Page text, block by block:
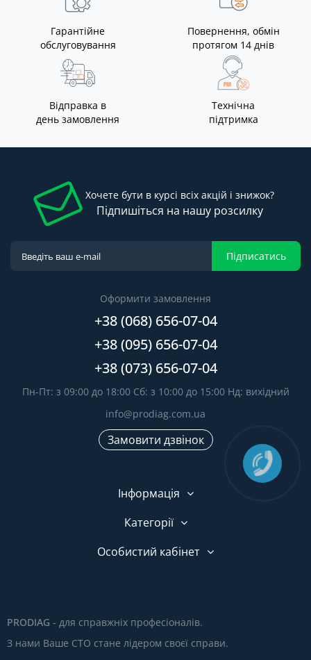
Гарантійне
обслуговування
Повернення, обмін
протягом 14 днів
Відправка в
день замовлення
Технічна
підтримка
Хочете бути в курсі всіх акцій і знижок?
Підпишіться на нашу розсилку
Підписатись
Оформити замовлення
+38 (068) 656-07-04
+38 (095) 656-07-04
+38 (073) 656-07-04
Пн-Пт: з 09:00 до 18:00 Сб: з 10:00 до 15:00 Нд: вихідний
info@prodiag.com.ua
Замовити дзвінок
Інформація
Категорії
Особистий кабінет
PRODIAG - для справжніх професіоналів.
З нами Ваше СТО стане лідером своєї справи.